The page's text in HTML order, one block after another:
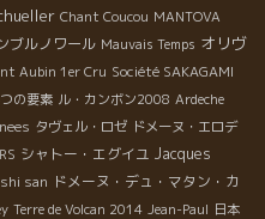
Chant Coucou MANTOVA
ブルノワール Mauvais Temps オリヴ
Aubin 1er Cru Société SAKAGAMI
の要素 ル・カンボン2008 Ardeche
タヴェル・ロゼ ドメーヌ・エロデ
シャトー・エグイユ Jacques
san ドメーヌ・デュ・マタン・カ
Terre de Volcan 2014 Jean-Paul 日本